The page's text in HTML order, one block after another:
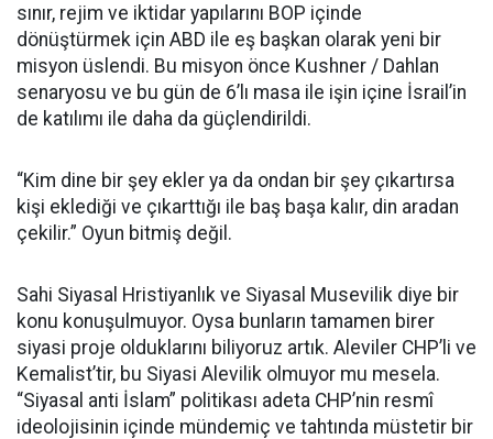
sınır, rejim ve iktidar yapılarını BOP içinde
dönüştürmek için ABD ile eş başkan olarak yeni bir
misyon üslendi. Bu misyon önce Kushner / Dahlan
senaryosu ve bu gün de 6’lı masa ile işin içine İsrail’in
de katılımı ile daha da güçlendirildi.
“Kim dine bir şey ekler ya da ondan bir şey çıkartırsa
kişi eklediği ve çıkarttığı ile baş başa kalır, din aradan
çekilir.” Oyun bitmiş değil.
Sahi Siyasal Hristiyanlık ve Siyasal Musevilik diye bir
konu konuşulmuyor. Oysa bunların tamamen birer
siyasi proje olduklarını biliyoruz artık. Aleviler CHP’li ve
Kemalist’tir, bu Siyasi Alevilik olmuyor mu mesela.
“Siyasal anti İslam” politikası adeta CHP’nin resmî
ideolojisinin içinde mündemiç ve tahtında müstetir bir